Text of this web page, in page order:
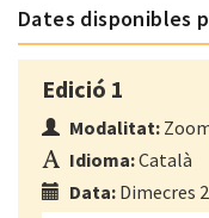
Dates disponibles
Edició 1
Modalitat:
Idioma:Català
Data: Dimecres